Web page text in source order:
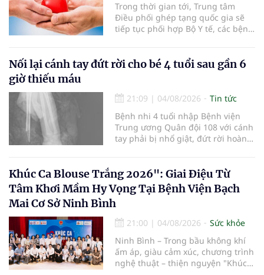
Trong thời gian tới, Trung tâm
Điều phối ghép tạng quốc gia sẽ
tiếp tục phối hợp Bộ Y tế, các bệnh
cường truyền thông, hoàn thiện
quy trình chuyên môn và hệ thống
hiến và ghép mô tạng.
Nối lại cánh tay đứt rời cho bé 4 tuổi sau gần 6
giờ thiếu máu
21:09 | 04/08/2026
Tin tức
Bệnh nhi 4 tuổi nhập Bệnh viện
Trung ương Quân đội 108 với cánh
tay phải bị nhổ giật, đứt rời hoàn
thương nặng và thời gian thiếu
máu kéo dài, các bác sĩ đã tái lập
tuần hoàn thành công sau ca vi
phẫu kéo dài 3 giờ.
Khúc Ca Blouse Trắng 2026": Giai Điệu Từ
Tâm Khơi Mầm Hy Vọng Tại Bệnh Viện Bạch
Mai Cơ Sở Ninh Bình
21:00 | 04/08/2026
Sức khỏe
Ninh Bình – Trong bầu không khí
ấm áp, giàu cảm xúc, chương trình
nghệ thuật – thiện nguyện "Khúc